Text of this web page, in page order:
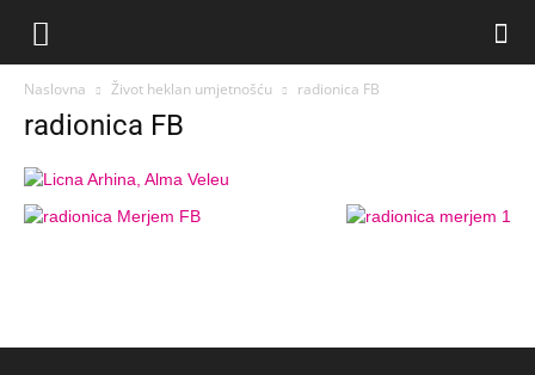
Naslovna Život heklan umjetnošću radionica FB
radionica FB